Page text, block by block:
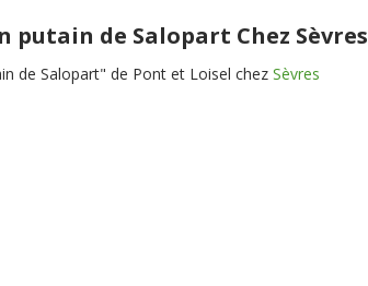
putain de Salopart Chez Sèvres
de Salopart" de Pont et Loisel chez Sèvres